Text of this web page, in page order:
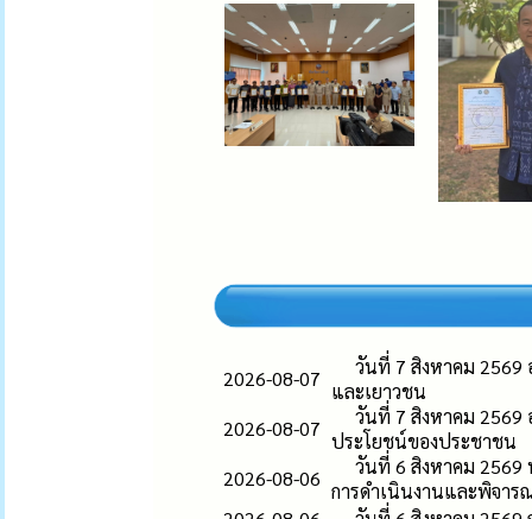
2026-08-07
วันที่ 7 สิงหาคม 2569
และเยาวชน
2026-08-07
วันที่ 7 สิงหาคม
ประโยชน์ของประชาชน
2026-08-06
วันที่ 6 สิงหาคม 2569
การดำเนินงานและพิจาร